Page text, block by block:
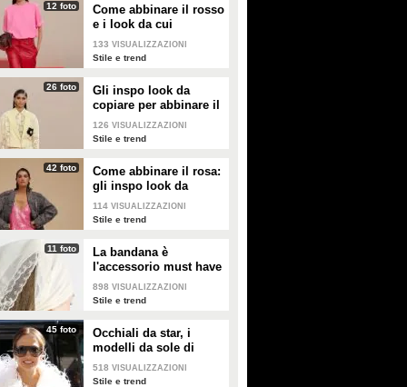
12 foto
Come abbinare il rosso
e i look da cui
prendere ispirazione
133 VISUALIZZAZIONI
Stile e trend
26 foto
Gli inspo look da
copiare per abbinare il
giallo
126 VISUALIZZAZIONI
Stile e trend
42 foto
Come abbinare il rosa:
gli inspo look da
copiare
114 VISUALIZZAZIONI
Stile e trend
11 foto
La bandana è
l'accessorio must have
dell'estate 2026: i
modelli di tendenza
898 VISUALIZZAZIONI
Stile e trend
45 foto
Occhiali da star, i
modelli da sole di
tendenza per l'estate
2026
518 VISUALIZZAZIONI
Stile e trend